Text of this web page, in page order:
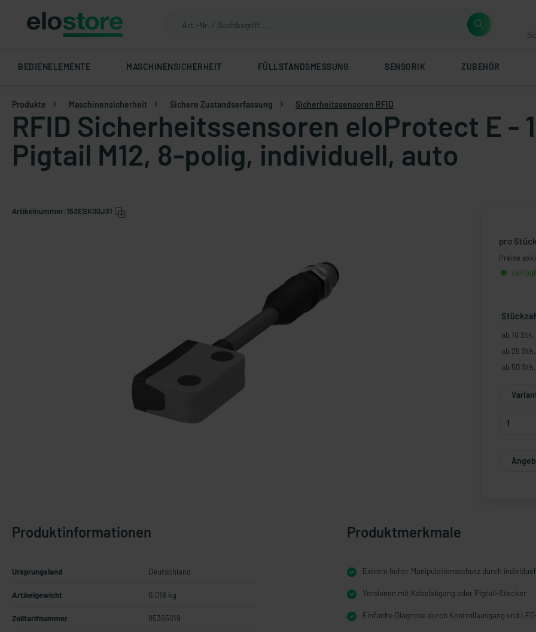
BEDIENELEMENTE MASCHINENSICHERHEIT FÜLLSTANDSMESSUNG SENSORIK ZUBEHÖR
Produkte Maschinensicherheit Sichere Zustandserfassung Sicherheitssensoren RFID
RFID Sicherheitssensoren eloProtect E -
Pigtail M12, 8-polig, individuell, auto
Artikelnummer:153ESK00J31
pro Stück
Preise
ab 10 Stk.
ab 25 Stk.
ab 50 Stk.
Produktinformationen
Ursprungsland Deutschland
Artikelgewicht 0.018 kg
Zolltarifnummer 85365019
Produktmerkmale
Extrem hoher Manipulationsschutz durch
Versionen mit Kabelabgang oder Pigtail-Stecker
Einfache Diagnose durch Kontrollausgang und